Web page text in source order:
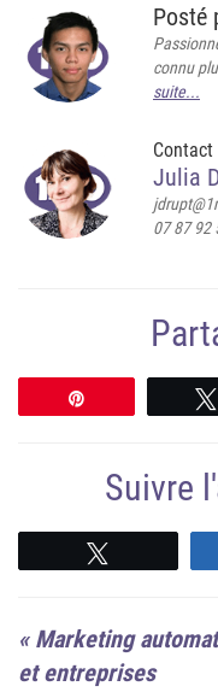
Posté
connu
suite...
Julia
07 87 92
Suivre
« Marketing
et entreprises